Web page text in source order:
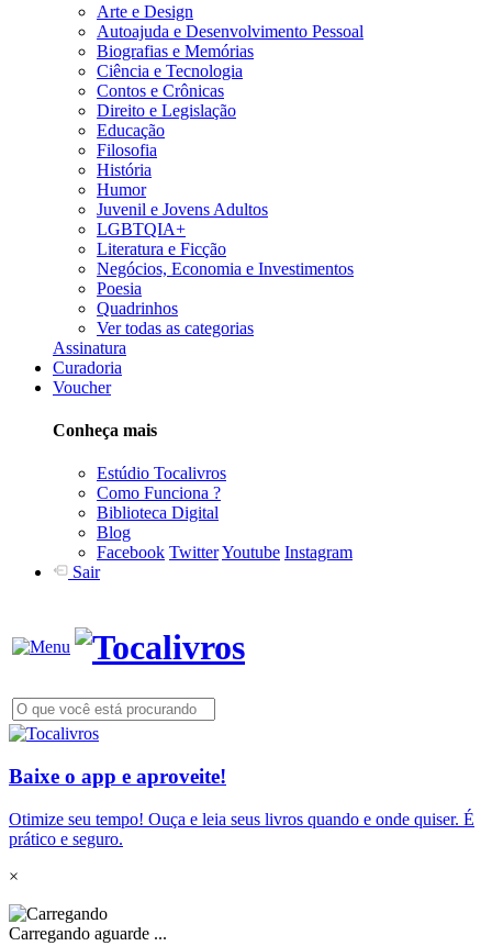
Arte e Design
Autoajuda e Desenvolvimento Pessoal
Biografias e Memórias
Ciência e Tecnologia
Contos e Crônicas
Direito e Legislação
Educação
Filosofia
História
Humor
Juvenil e Jovens Adultos
LGBTQIA+
Literatura e Ficção
Negócios, Economia e Investimentos
Poesia
Quadrinhos
Ver todas as categorias
Assinatura
Curadoria
Voucher
Conheça mais
Estúdio Tocalivros
Como Funciona ?
Biblioteca Digital
Blog
Facebook TwitterYoutube Instagram
Sair
Baixe o app e aproveite!
Otimize seu tempo! Ouça e leia seus livros quando e onde quiser. É
prático e seguro.
×
Carregando aguarde ...